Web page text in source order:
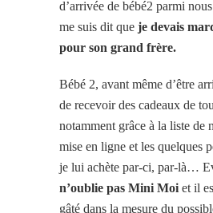
d’arrivée de bébé2 parmi
me suis dit que je devais
pour son grand frère.
Bébé 2, avant même d’être
de recevoir des cadeaux de
notamment grâce à la liste de
mise en ligne et les quelques
je lui achète par-ci, par-là…
n’oublie pas Mini Moi et il
gâté dans la mesure du